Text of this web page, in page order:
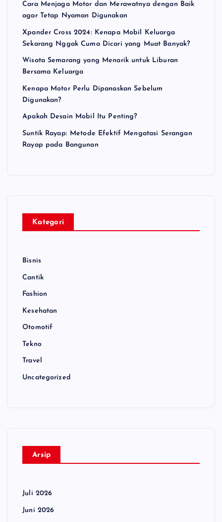
Cara Menjaga Motor dan Merawatnya dengan Baik
agar Tetap Nyaman Digunakan
Xpander Cross 2024: Kenapa Mobil Keluarga
Sekarang Nggak Cuma Dicari yang Muat Banyak?
Wisata Semarang yang Menarik untuk Liburan
Bersama Keluarga
Kenapa Motor Perlu Dipanaskan Sebelum
Digunakan?
Apakah Desain Mobil Itu Penting?
Suntik Rayap: Metode Efektif Mengatasi Serangan
Rayap pada Bangunan
Kategori
Bisnis
Cantik
Fashion
Kesehatan
Otomotif
Tekno
Travel
Uncategorized
Arsip
Juli 2026
Juni 2026